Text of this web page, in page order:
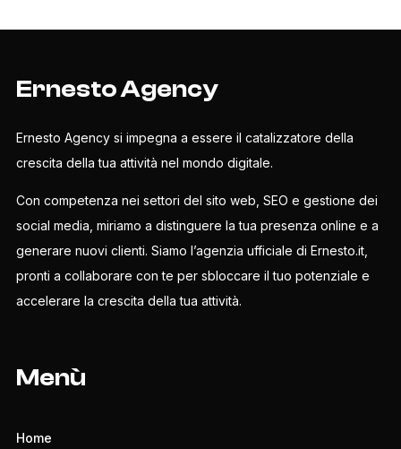
Ernesto Agency
Ernesto Agency si impegna a essere il catalizzatore della
crescita della tua attività nel mondo digitale.
Con competenza nei settori del sito web, SEO e gestione dei
social media, miriamo a distinguere la tua presenza online e a
generare nuovi clienti. Siamo l’agenzia ufficiale di Ernesto.it,
pronti a collaborare con te per sbloccare il tuo potenziale e
accelerare la crescita della tua attività.
Menù
Home